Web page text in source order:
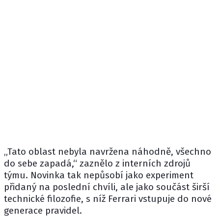
„Tato oblast nebyla navržena náhodně, všechno
do sebe zapadá,“ zaznělo z interních zdrojů
týmu. Novinka tak nepůsobí jako experiment
přidaný na poslední chvíli, ale jako součást širší
technické filozofie, s níž Ferrari vstupuje do nové
generace pravidel.